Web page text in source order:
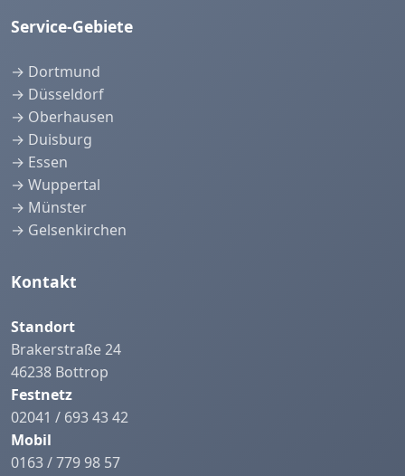
Service-Gebiete
→ Dortmund
→ Düsseldorf
→ Oberhausen
→ Duisburg
→ Essen
→ Wuppertal
→ Münster
→ Gelsenkirchen
Kontakt
Standort
Brakerstraße 24
46238 Bottrop
Festnetz
02041 / 693 43 42
Mobil
0163 / 779 98 57